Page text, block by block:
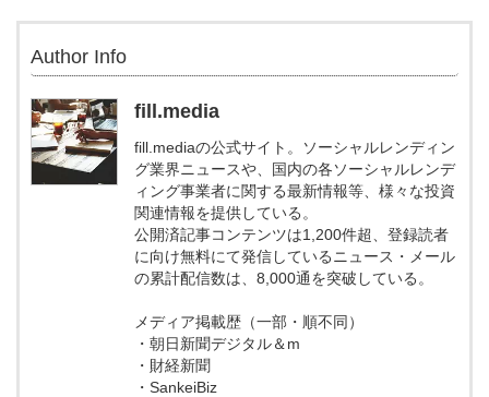
Author Info
fill.media
fill.mediaの公式サイト。ソーシャルレンディン
グ業界ニュースや、国内の各ソーシャルレンデ
ィング事業者に関する最新情報等、様々な投資
関連情報を提供している。
公開済記事コンテンツは1,200件超、登録読者
に向け無料にて発信しているニュース・メール
の累計配信数は、8,000通を突破している。
メディア掲載歴（一部・順不同）
・朝日新聞デジタル＆m
・財経新聞
・SankeiBiz